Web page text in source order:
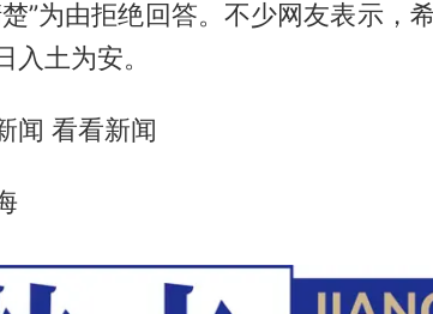
”为由拒绝回答。不少网友表示，
入土为安。
闻 看看新闻